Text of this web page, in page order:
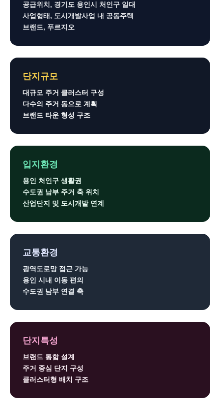
공급위치, 경기도 용인시 처인구 일대
사업형태, 도시개발사업 내 공동주택
브랜드, 푸르지오
단지규모
대규모 주거 클러스터 구성
다수의 주거 동으로 계획
브랜드 타운 형성 구조
입지환경
용인 처인구 생활권
수도권 남부 주거 축 위치
산업단지 및 도시개발 연계
교통환경
광역도로망 접근 가능
용인 시내 이동 편의
수도권 남부 연결 축
단지특성
브랜드 통합 설계
주거 중심 단지 구성
클러스터형 배치 구조